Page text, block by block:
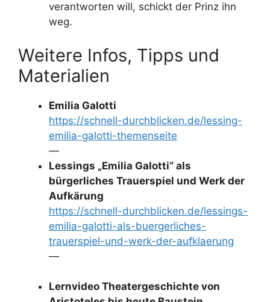
verantworten will, schickt der Prinz ihn
weg.
Weitere Infos, Tipps und
Materialien
Emilia Galotti
https://schnell-durchblicken.de/lessing-
emilia-galotti-themenseite
—
Lessings „Emilia Galotti“ als
bürgerliches Trauerspiel und Werk der
Aufkärung
https://schnell-durchblicken.de/lessings-
emilia-galotti-als-buergerliches-
trauerspiel-und-werk-der-aufklaerung
—
Lernvideo Theatergeschichte von